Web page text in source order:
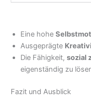
Eine hohe
Ausgeprägte
Die Fähigkeit,sozial
eigenständig zu
Fazit und Ausblick